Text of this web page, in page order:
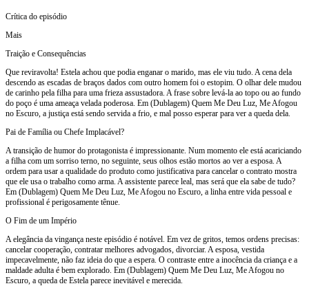
Crítica do episódio
Mais
Traição e Consequências
Que reviravolta! Estela achou que podia enganar o marido, mas ele viu tudo. A cena dela
descendo as escadas de braços dados com outro homem foi o estopim. O olhar dele mudou
de carinho pela filha para uma frieza assustadora. A frase sobre levá-la ao topo ou ao fundo
do poço é uma ameaça velada poderosa. Em (Dublagem) Quem Me Deu Luz, Me Afogou
no Escuro, a justiça está sendo servida a frio, e mal posso esperar para ver a queda dela.
Pai de Família ou Chefe Implacável?
A transição de humor do protagonista é impressionante. Num momento ele está acariciando
a filha com um sorriso terno, no seguinte, seus olhos estão mortos ao ver a esposa. A
ordem para usar a qualidade do produto como justificativa para cancelar o contrato mostra
que ele usa o trabalho como arma. A assistente parece leal, mas será que ela sabe de tudo?
Em (Dublagem) Quem Me Deu Luz, Me Afogou no Escuro, a linha entre vida pessoal e
profissional é perigosamente tênue.
O Fim de um Império
A elegância da vingança neste episódio é notável. Em vez de gritos, temos ordens precisas:
cancelar cooperação, contratar melhores advogados, divorciar. A esposa, vestida
impecavelmente, não faz ideia do que a espera. O contraste entre a inocência da criança e a
maldade adulta é bem explorado. Em (Dublagem) Quem Me Deu Luz, Me Afogou no
Escuro, a queda de Estela parece inevitável e merecida.